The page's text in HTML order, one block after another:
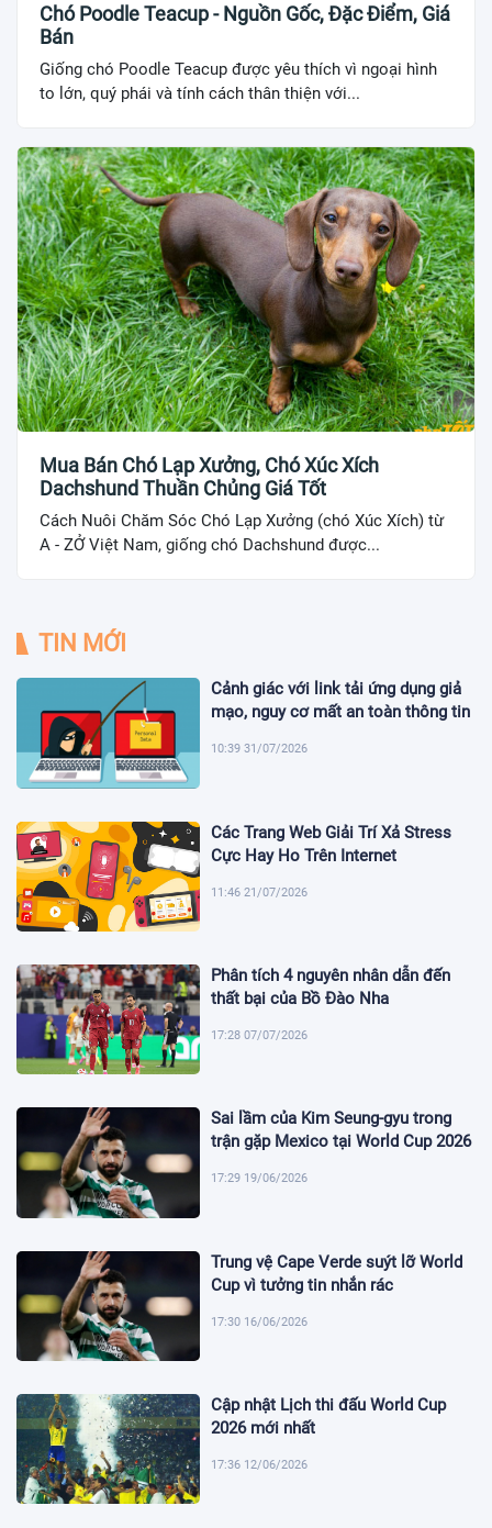
Chó Poodle Teacup - Nguồn Gốc, Đặc Điểm, Giá
Bán
Giống chó Poodle Teacup được yêu thích vì ngoại hình
to lớn, quý phái và tính cách thân thiện với...
Mua Bán Chó Lạp Xưởng, Chó Xúc Xích
Dachshund Thuần Chủng Giá Tốt
Cách Nuôi Chăm Sóc Chó Lạp Xưởng (chó Xúc Xích) từ
A - ZỞ Việt Nam, giống chó Dachshund được...
TIN MỚI
Cảnh giác với link tải ứng dụng giả
mạo, nguy cơ mất an toàn thông tin
10:39 31/07/2026
Các Trang Web Giải Trí Xả Stress
Cực Hay Ho Trên Internet
11:46 21/07/2026
Phân tích 4 nguyên nhân dẫn đến
thất bại của Bồ Đào Nha
17:28 07/07/2026
Sai lầm của Kim Seung-gyu trong
trận gặp Mexico tại World Cup 2026
17:29 19/06/2026
Trung vệ Cape Verde suýt lỡ World
Cup vì tưởng tin nhắn rác
17:30 16/06/2026
Cập nhật Lịch thi đấu World Cup
2026 mới nhất
17:36 12/06/2026